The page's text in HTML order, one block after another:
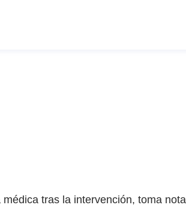
tras la intervención, toma